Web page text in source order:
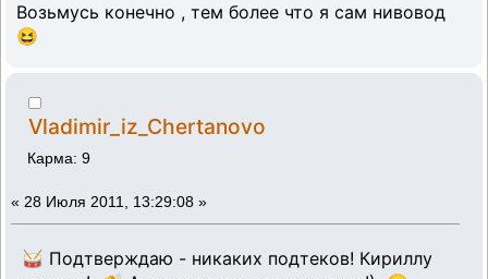
Возьмусь конечно , тем более что я сам нивовод
😆
Vladimir_iz_Chertanovo
Карма: 9
« 28 Июля 2011, 13:29:08 »
🥁 Подтверждаю - никаких подтеков! Кириллу